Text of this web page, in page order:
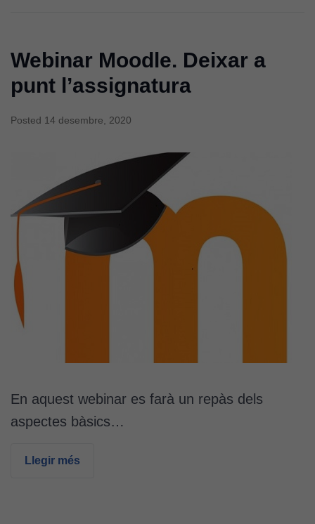
Webinar Moodle. Deixar a
punt l’assignatura
Posted 14 desembre, 2020
En aquest webinar es farà un repàs dels
aspectes bàsics…
Llegir més